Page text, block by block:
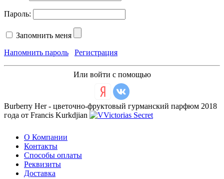
Пароль:
Запомнить меня
Напомнить пароль
Регистрация
Или войти с помощью
Burberry Her - цветочно-фруктовый гурманский парфюм 2018
года от Francis Kurkdjian
О Компании
Контакты
Способы оплаты
Реквизиты
Доставка